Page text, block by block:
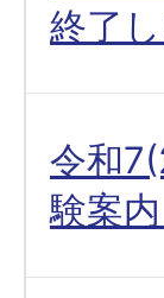
終了し
令和
験案